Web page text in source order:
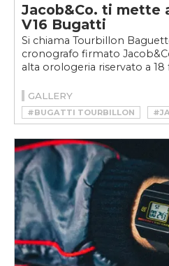
Jacob&Co. ti mette
V16 Bugatti
Si chiama Tourbillon
cronografo firmato
alta orologeria riservato a 18
GALLERY
#BUGATTI TOURBILLON
#JACOB&CO TOURBILLON